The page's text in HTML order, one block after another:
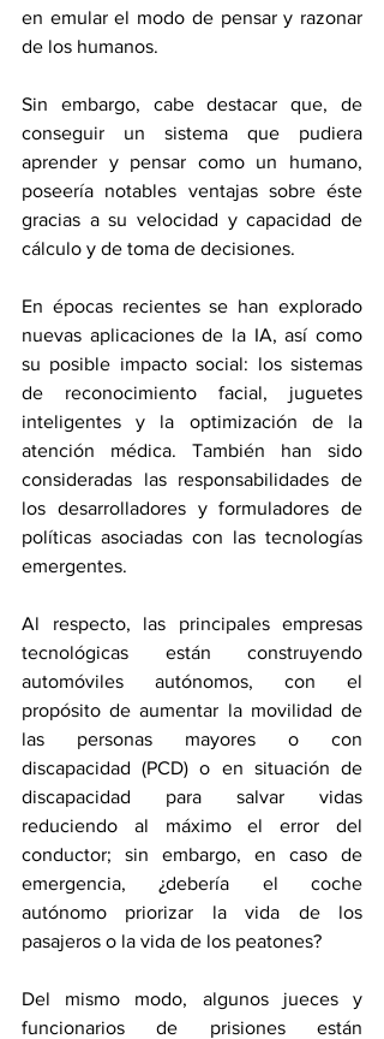
en emular el modo de pensar y razonar
de los humanos.
Sin embargo, cabe destacar que, de
conseguir un sistema que pudiera
aprender y pensar como un humano,
poseería notables ventajas sobre éste
gracias a su velocidad y capacidad de
cálculo y de toma de decisiones.
En épocas recientes se han explorado
nuevas aplicaciones de la IA, así como
su posible impacto social: los sistemas
de reconocimiento facial, juguetes
inteligentes y la optimización de la
atención médica. También han sido
consideradas las responsabilidades de
los desarrolladores y formuladores de
políticas asociadas con las tecnologías
emergentes.
Al respecto, las principales empresas
tecnológicas están construyendo
automóviles autónomos, con el
propósito de aumentar la movilidad de
las personas mayores o con
discapacidad (PCD) o en situación de
discapacidad para salvar vidas
reduciendo al máximo el error del
conductor; sin embargo, en caso de
emergencia, ¿debería el coche
autónomo priorizar la vida de los
pasajeros o la vida de los peatones?
Del mismo modo, algunos jueces y
funcionarios de prisiones están